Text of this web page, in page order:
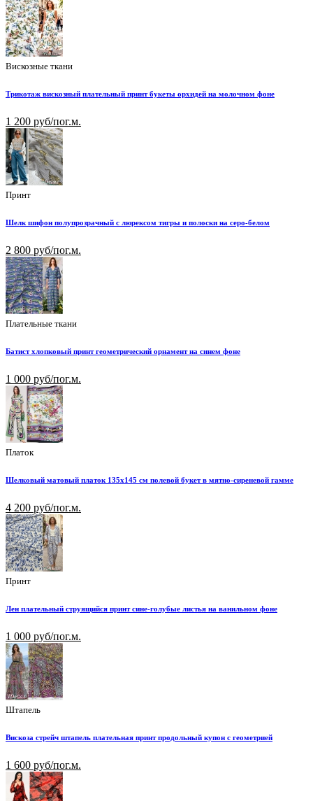
Вискозные ткани
Трикотаж вискозный плательный принт букеты орхидей на молочном фоне
1 200 руб/пог.м.
Принт
Шелк шифон полупрозрачный с люрексом тигры и полоски на серо-белом
2 800 руб/пог.м.
Плательные ткани
Батист хлопковый принт геометрический орнамент на синем фоне
1 000 руб/пог.м.
Платок
Шелковый матовый платок 135х145 см полевой букет в мятно-сиреневой гамме
4 200 руб/пог.м.
Принт
Лен плательный струящийся принт сине-голубые листья на ванильном фоне
1 000 руб/пог.м.
Штапель
Вискоза стрейч штапель плательная принт продольный купон с геометрией
1 600 руб/пог.м.